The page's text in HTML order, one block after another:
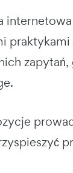
praktykami